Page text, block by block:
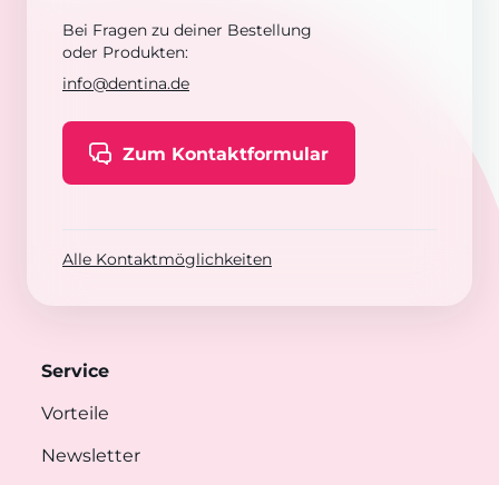
Bei Fragen zu deiner Bestellung
oder Produkten:
info@dentina.de
Zum Kontaktformular
Alle Kontaktmöglichkeiten
Service
Vorteile
Newsletter